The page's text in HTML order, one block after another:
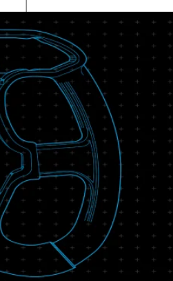
Register for Webinar
First Name
Last Name *
Business Email
Company Name *